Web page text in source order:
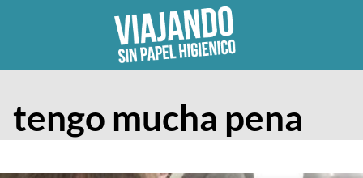
tengo mucha pena